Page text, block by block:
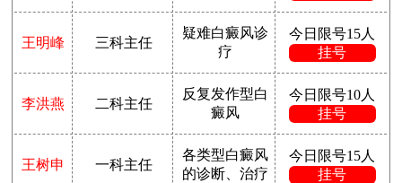
王明峰 三科主任
疑难白癜风诊
疗
今日限号15人
挂号
李洪燕 二科主任
反复发作型白
癜风
今日限号10人
挂号
王树申 一科主任
各类型白癜风
的诊断、治疗
今日限号15人
挂号